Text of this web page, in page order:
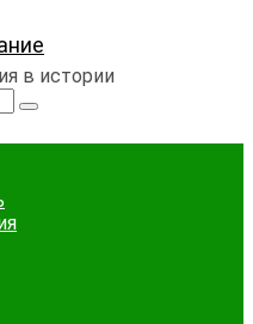
в истории